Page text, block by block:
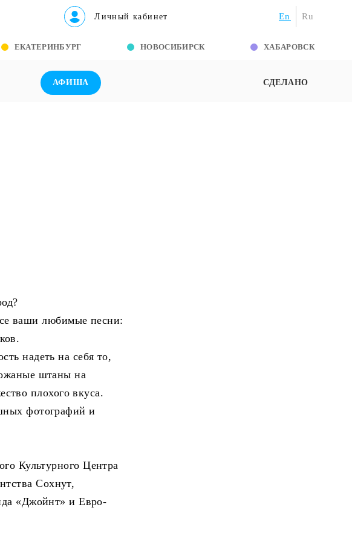
Личный кабинет En Ru
ЕКАТЕРИНБУРГ НОВОСИБИРСК ХАБАРОВСК
АФИША СДЕЛАНО
ваши любимые песни:
надеть на себя то,
штаны на
плохого вкуса.
фотографий и
Культурного Центра
Сохнут,
«Джойнт» и Евро-